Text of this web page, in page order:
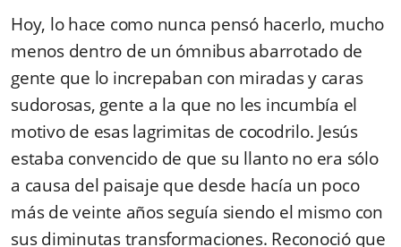
Hoy, lo hace como nunca pensó hacerlo, mucho
menos dentro de un ómnibus abarrotado de
gente que lo increpaban con miradas y caras
sudorosas, gente a la que no les incumbía el
motivo de esas lagrimitas de cocodrilo. Jesús
estaba convencido de que su llanto no era sólo
a causa del paisaje que desde hacía un poco
más de veinte años seguía siendo el mismo con
sus diminutas transformaciones. Reconoció que